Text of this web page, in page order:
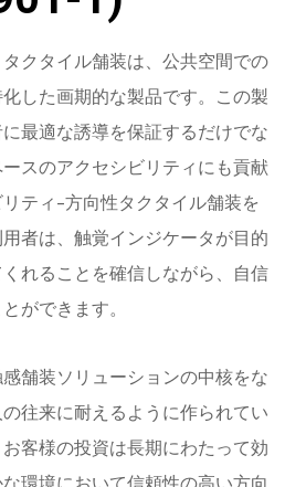
クタイル舗装は、公共空間での
した画期的な製品です。この製
最適な誘導を保証するだけでな
スのアクセシビリティにも貢献
ティ-方向性タクタイル舗装を
者は、触覚インジケータが目的
れることを確信しながら、自信
ができます。
舗装ソリューションの中核をな
往来に耐えるように作られてい
客様の投資は長期にわたって効
環境において信頼性の高い方向